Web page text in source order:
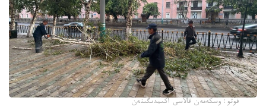
فوتو: وسكەمەن قالاسى اكىمدىگىنەن